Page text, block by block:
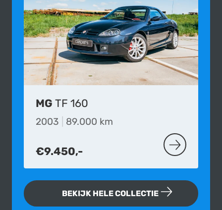
MG TF 160
2003 89.000 km
€9.450,- MEER OVER
BEKIJK HELE COLLECTIE